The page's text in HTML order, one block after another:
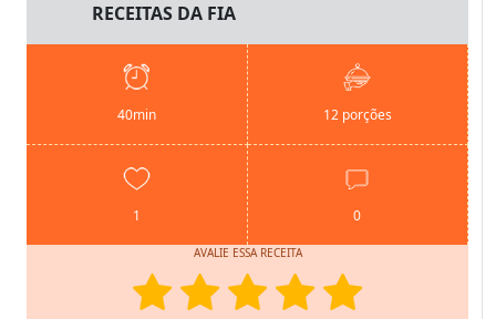
RECEITAS DA FIA
40min 12 porções
1 0
AVALIE ESSA RECEITA